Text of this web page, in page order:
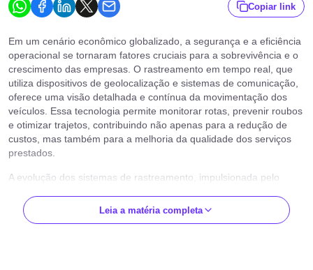
Copiar link
Em um cenário econômico globalizado, a segurança e a eficiência
operacional se tornaram fatores cruciais para a sobrevivência e o
crescimento das empresas. O rastreamento em tempo real, que
utiliza dispositivos de geolocalização e sistemas de comunicação,
oferece uma visão detalhada e contínua da movimentação dos
veículos. Essa tecnologia permite monitorar rotas, prevenir roubos
e otimizar trajetos, contribuindo não apenas para a redução de
custos, mas também para a melhoria da qualidade dos serviços
prestados.
A evolução dos sistemas de rastreamento, impulsionada pelo
possibilitou o desenvolvimento de soluções cada vez mais
precisas e integradas. A capacidade de coletar e analisar grandes
Leia a matéria completa